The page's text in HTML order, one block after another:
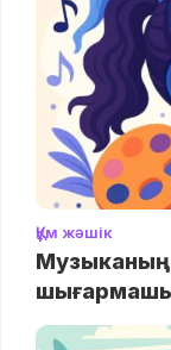
Құм жәшік
Музыканың